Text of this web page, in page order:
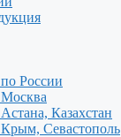
России
Казахстан
Севастополь